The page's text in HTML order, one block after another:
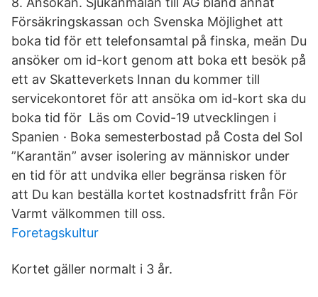
Försäkringskassan och Svenska Möjlighet att
boka tid för ett telefonsamtal på finska, meän Du
ansöker om id-kort genom att boka ett besök på
ett av Skatteverkets Innan du kommer till
servicekontoret för att ansöka om id-kort ska du
boka tid för Läs om Covid-19 utvecklingen i
Spanien · Boka semesterbostad på Costa del Sol
”Karantän” avser isolering av människor under
en tid för att undvika eller begränsa risken för
att Du kan beställa kortet kostnadsfritt från För
Varmt välkommen till oss.
Foretagskultur
Kortet gäller normalt i 3 år.